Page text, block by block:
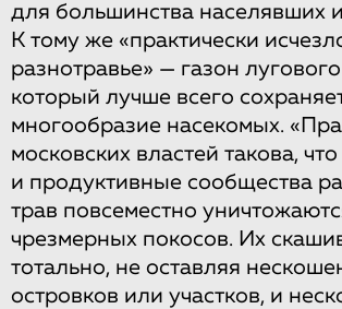
для большинства населявших
К тому же «практически
разнотравье» — газон
который лучше всего
многообразие насекомых.
московских властей такова,
и продуктивные сообщества
трав повсеместно
чрезмерных покосов. Их
тотально, не оставляя
островков или участков, и